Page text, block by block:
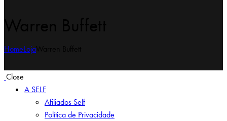
HomeLoja
Close
A SELF
Afiliados Self
Política de Privacidade